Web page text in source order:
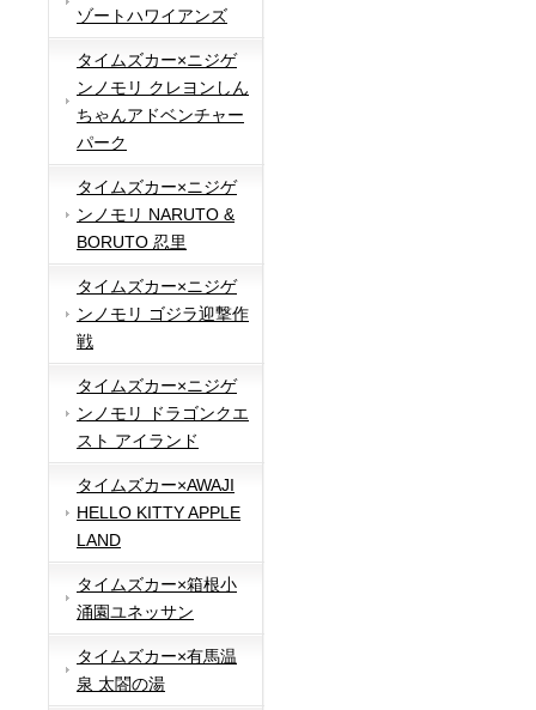
ゾートハワイアンズ
タイムズカー×ニジゲ
ンノモリ クレヨンしん
ちゃんアドベンチャー
パーク
タイムズカー×ニジゲ
ンノモリ NARUTO &
BORUTO 忍里
タイムズカー×ニジゲ
ンノモリ ゴジラ迎撃作
戦
タイムズカー×ニジゲ
ンノモリ ドラゴンクエ
スト アイランド
タイムズカー×AWAJI
HELLO KITTY APPLE
LAND
タイムズカー×箱根小
涌園ユネッサン
タイムズカー×有馬温
泉 太閤の湯